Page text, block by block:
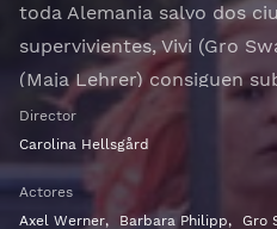
toda Alemania salvo dos
supervivientes, Vivi (Gro
(Maja Lehrer) consiguen
llevar al refugio en el que
rehacer sus vidas. Sin
medio camino dejándolas
denominado "corazón
Director
Carolina Hellsgård
Actores
Axel Werner, Barbara Philipp, Gro